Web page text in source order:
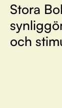
Stora
och